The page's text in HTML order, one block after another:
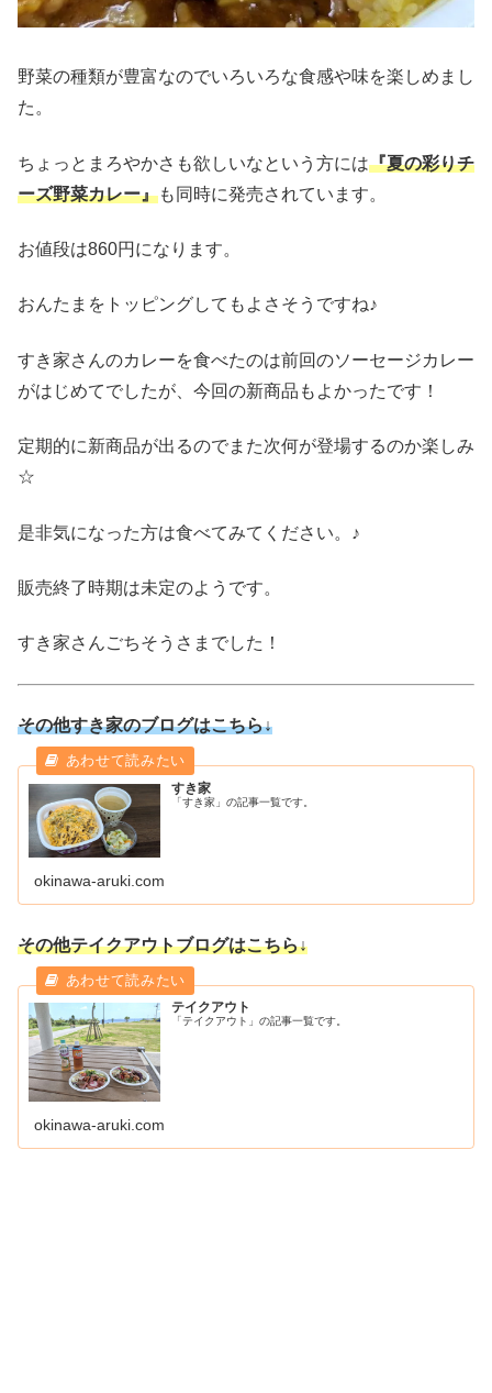
野菜の種類が豊富なのでいろいろな食感や味を楽しめまし
た。
ちょっとまろやかさも欲しいなという方には『夏の彩りチ
ーズ野菜カレー』も同時に発売されています。
お値段は860円になります。
おんたまをトッピングしてもよさそうですね♪
すき家さんのカレーを食べたのは前回のソーセージカレー
がはじめてでしたが、今回の新商品もよかったです！
定期的に新商品が出るのでまた次何が登場するのか楽しみ
☆
是非気になった方は食べてみてください。♪
販売終了時期は未定のようです。
すき家さんごちそうさまでした！
その他すき家のブログはこちら↓
すき家
「すき家」の記事一覧です。
okinawa-aruki.com
その他テイクアウトブログはこちら↓
テイクアウト
「テイクアウト」の記事一覧です。
okinawa-aruki.com